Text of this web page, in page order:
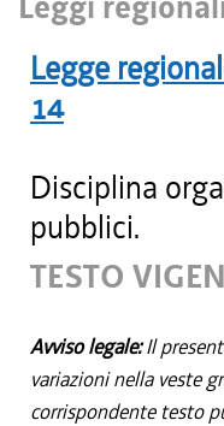
Legge
14
Disciplina
pubblici.
TESTO
Avviso legale:Il
variazioni nella veste
corrispondente testo